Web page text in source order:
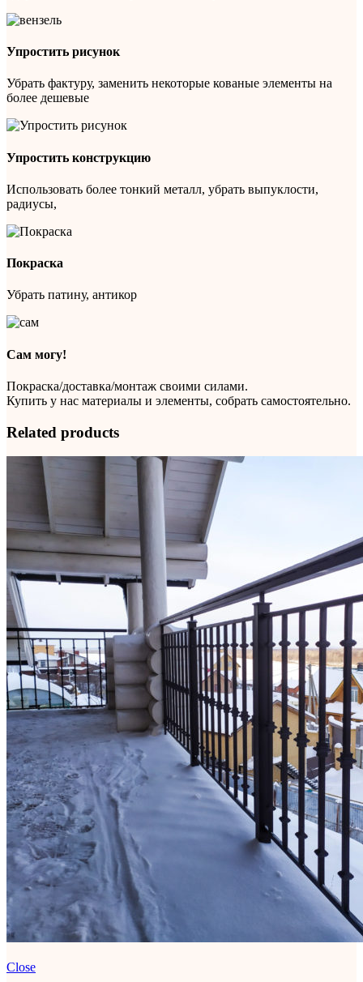
Упростить рисунок
Убрать фактуру, заменить некоторые кованые элементы на
более дешевые
Упростить конструкцию
Использовать более тонкий металл, убрать выпуклости,
радиусы,
Покраска
Убрать патину, антикор
Сам могу!
Покраска/доставка/монтаж своими силами.
Купить у нас материалы и элементы, собрать самостоятельно.
Related products
Close